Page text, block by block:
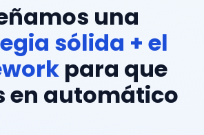
una
sólida + el
para que
en automático